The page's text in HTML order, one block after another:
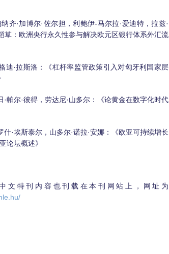
齐·加博尔·佐尔担，利鲍伊-马尔拉·爱迪特，拉兹·
草：欧洲央行永久性参与解决欧元区银行体系外汇流
迪·拉斯洛：《杠杆率监管政策引入对匈牙利国家层
·帕尔·彼得，劳达尼·山多尔：《论黄金在数字化时代
什·埃斯泰尔，山多尔·诺拉·安娜：《欧亚可持续增长
坛概述》
文特刊内容也刊载在本刊网站上，网址为